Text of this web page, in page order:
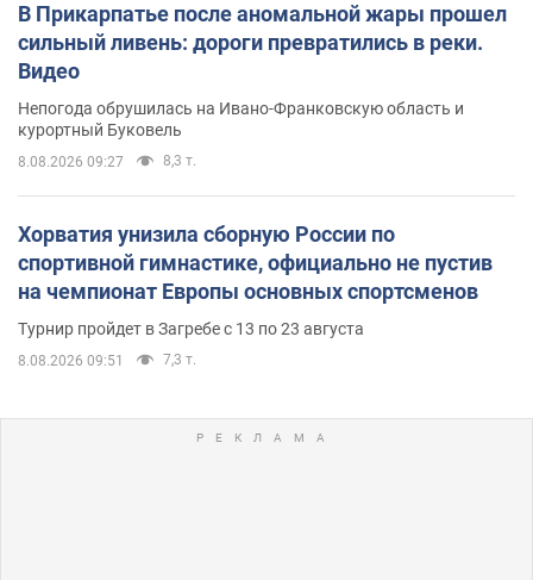
В Прикарпатье после аномальной жары прошел
сильный ливень: дороги превратились в реки.
Видео
Непогода обрушилась на Ивано-Франковскую область и
курортный Буковель
8.08.2026 09:27 8,3 т.
Хорватия унизила сборную России по
спортивной гимнастике, официально не пустив
на чемпионат Европы основных спортсменов
Турнир пройдет в Загребе с 13 по 23 августа
8.08.2026 09:51 7,3 т.